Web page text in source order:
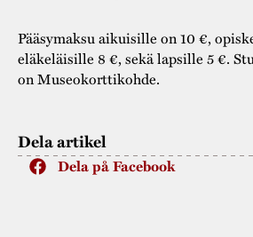
Dela artikel
Dela på Facebook
Pääsymaksu aikuisille on 10 €,
eläkeläisille 8 €, sekä lapsille 5 €.
on Museokorttikohde.